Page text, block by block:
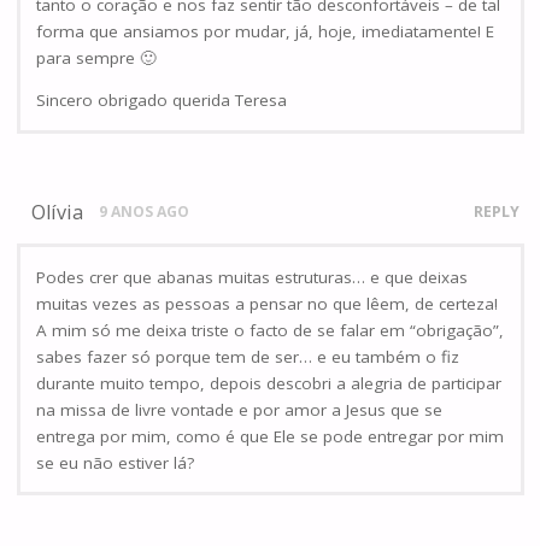
tanto o coração e nos faz sentir tão desconfortáveis – de tal
forma que ansiamos por mudar, já, hoje, imediatamente! E
para sempre 🙂
Sincero obrigado querida Teresa
Olívia 9 ANOS AGO REPLY
Podes crer que abanas muitas estruturas… e que deixas
muitas vezes as pessoas a pensar no que lêem, de certeza!
A mim só me deixa triste o facto de se falar em “obrigação”,
sabes fazer só porque tem de ser… e eu também o fiz
durante muito tempo, depois descobri a alegria de participar
na missa de livre vontade e por amor a Jesus que se
entrega por mim, como é que Ele se pode entregar por mim
se eu não estiver lá?